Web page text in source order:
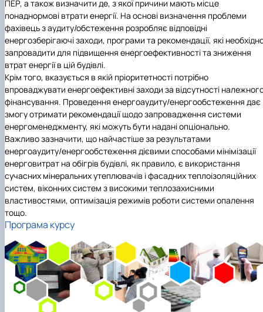
ПЕР, а також визначити де, з якої причини мають місце
понаднормові втрати енергії. На основі визначення проблеми
фахівець з аудиту/обстеження розробляє відповідні
енергозберігаючі заходи, програми та рекомендації, які
запровадити для підвищення енергоефективності та зниження
втрат енергії в цій будівлі.
Крім того, вказується в якій пріоритетності потрібно
впроваджувати енергоефективні заходи за відсутності
фінансування. Проведення енергоаудиту/енергообстеження дає
змогу отримати рекомендації щодо запровадження системи
енергоменеджменту, які можуть бути надані опціонально.
Важливо зазначити, що найчастіше за результатами
енергоаудиту/енергообстеження дієвими способами мінімізації
енерговитрат на обігрів будівлі, як правило, є використання
сучасних мінеральних утеплювачів і фасадних теплоізоляційних
систем, віконних систем з високими теплозахисними
властивостями, оптимізація режимів роботи системи опалення
тощо.
Програма курсу